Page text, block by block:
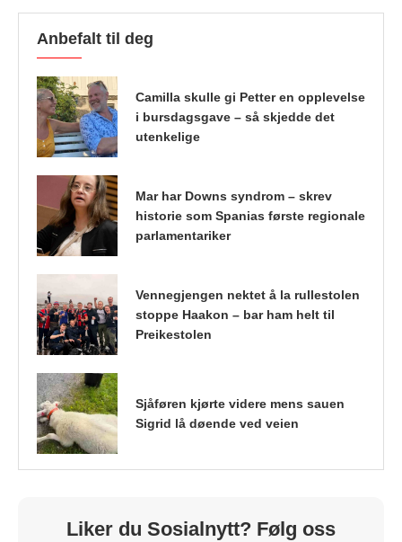
Anbefalt til deg
Camilla skulle gi Petter en opplevelse
i bursdagsgave – så skjedde det
utenkelige
Mar har Downs syndrom – skrev
historie som Spanias første regionale
parlamentariker
Vennegjengen nektet å la rullestolen
stoppe Haakon – bar ham helt til
Preikestolen
Sjåføren kjørte videre mens sauen
Sigrid lå døende ved veien
Liker du Sosialnytt? Følg oss